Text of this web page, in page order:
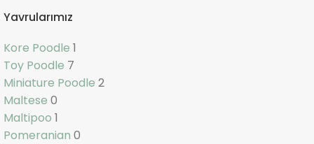
Yavrularımız
Kore Poodle 1
Toy Poodle 7
Miniature Poodle 2
Maltese 0
Maltipoo 1
Pomeranian 0